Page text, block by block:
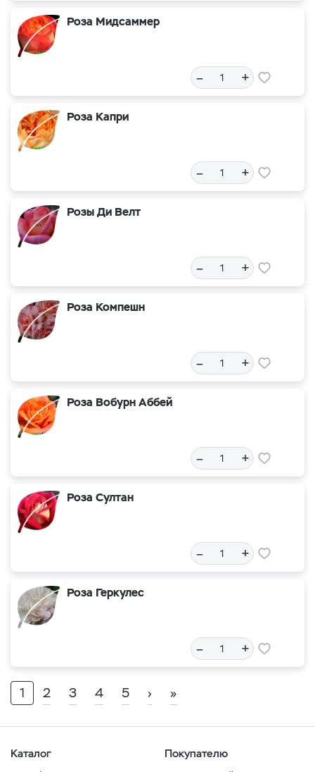
Роза Мидсаммер
– +
Роза Капри
– +
Розы Ди Велт
– +
Роза Компешн
– +
Роза Вобурн Аббей
– +
Роза Султан
– +
Роза Геркулес
– +
1 2 3 4 5 › »
Каталог Покупателю